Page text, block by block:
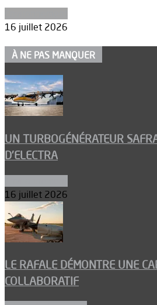
16 juillet 2026
À NE PAS MANQUER
UN TURBOGÉNÉRATEUR
D’ELECTRA
16 juillet 2026
LE RAFALE DÉMONTRE UNE
COLLABORATIF